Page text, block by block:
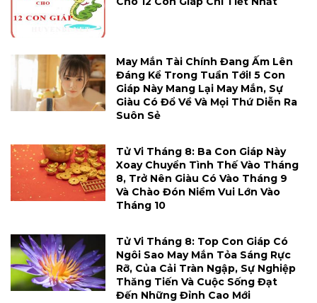
May Mắn Tài Chính Đang Ấm Lên
Đáng Kể Trong Tuần Tới! 5 Con
Giáp Này Mang Lại May Mắn, Sự
Giàu Có Đổ Về Và Mọi Thứ Diễn Ra
Suôn Sẻ
Tử Vi Tháng 8: Ba Con Giáp Này
Xoay Chuyển Tình Thế Vào Tháng
8, Trở Nên Giàu Có Vào Tháng 9
Và Chào Đón Niềm Vui Lớn Vào
Tháng 10
Tử Vi Tháng 8: Top Con Giáp Có
Ngôi Sao May Mắn Tỏa Sáng Rực
Rỡ, Của Cải Tràn Ngập, Sự Nghiệp
Thăng Tiến Và Cuộc Sống Đạt
Đến Những Đỉnh Cao Mới